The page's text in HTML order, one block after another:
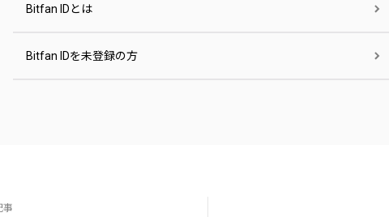
Bitfan IDとは
Bitfan IDを未登録の方
事